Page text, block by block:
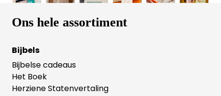
Ons hele assortiment
Bijbels
Bijbelse cadeaus
Het Boek
Herziene Statenvertaling